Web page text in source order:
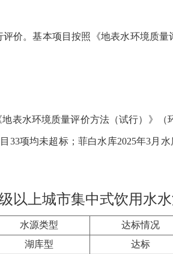
价。基本项目按照《地表水环境质
表水环境质量评价方法（试行）》（
33项均未超标；菲白水库2025年3月
以上城市集中式饮用水
水源类型 达标情况
湖库型 达标